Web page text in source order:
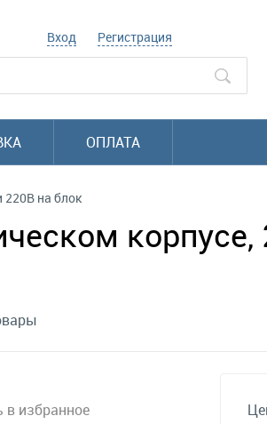
Вход Регистрация
ОПЛАТА
220В на блок
корпусе,
в избранное